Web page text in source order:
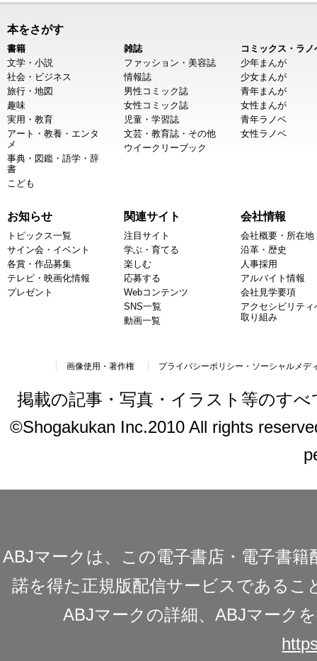
本をさがす
書籍
文学・小説
社会・ビジネス
旅行・地図
趣味
実用・教育
アート・教養・エンタ
メ
事典・図鑑・語学・辞
書
こども
雑誌
ファッション・美容誌
情報誌
男性コミック誌
女性コミック誌
児童・学習誌
文芸・教育誌・その他
ウイークリーブック
コミックス・ラノ
少年まんが
少女まんが
青年まんが
女性まんが
青年ラノベ
女性ラノベ
お知らせ
トピックス一覧
サイン会・イベント
各賞・作品募集
テレビ・映画化情報
プレゼント
関連サイト
注目サイト
学ぶ・育てる
楽しむ
応募する
Webコンテンツ
SNS一覧
動画一覧
会社情報
会社概要・所在地
沿革・歴史
人事採用
アルバイト情報
会社見学要項
アクセシビリティ
取り組み
画像使用・著作権 プライバシーポリシー・ソーシャルメデ
掲載の記事・写真・イラスト等のす
©Shogakukan Inc.2010 All rights
ABJマークは、この電子書店・電子書
諾を得た正規版配信サービスであるこ
ABJマークの詳細、ABJマーク